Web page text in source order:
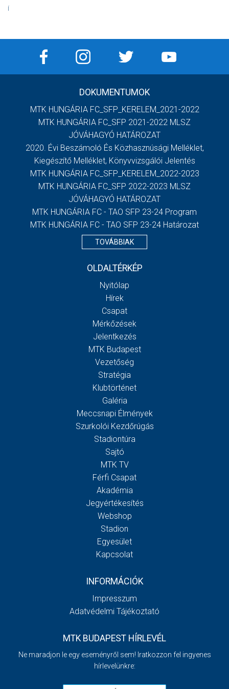
DOKUMENTUMOK
MTK HUNGÁRIA FC_SFP_KERELEM_2021-2022
MTK HUNGÁRIA FC_SFP 2021-2022 MLSZ
JÓVÁHAGYÓ HATÁROZAT
2020. Évi Beszámoló És Közhasznúsági Melléklet,
Kiegészítő Melléklet, Könyvvizsgálói Jelentés
MTK HUNGÁRIA FC_SFP_KERELEM_2022-2023
MTK HUNGÁRIA FC_SFP 2022-2023 MLSZ
JÓVÁHAGYÓ HATÁROZAT
MTK HUNGÁRIA FC - TAO SFP 23-24 Program
MTK HUNGÁRIA FC - TAO SFP 23-24 Határozat
TOVÁBBIAK
OLDALTÉRKÉP
Nyitólap
Hírek
Csapat
Mérkőzések
Jelentkezés
MTK Budapest
Vezetőség
Stratégia
Klubtörténet
Galéria
Meccsnapi Élmények
Szurkolói Kezdőrúgás
Stadiontúra
Sajtó
MTK TV
Férfi Csapat
Akadémia
Jegyértékesítés
Webshop
Stadion
Egyesület
Kapcsolat
INFORMÁCIÓK
Impresszum
Adatvédelmi Tájékoztató
MTK BUDAPEST HÍRLEVÉL
Ne maradjon le egy eseményről sem! Iratkozzon fel ingyenes
hírlevelünkre: